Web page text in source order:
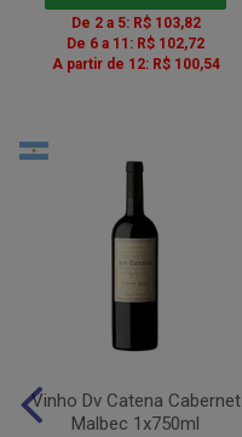
De 2 a 5: R$ 103,82
De 6 a 11: R$ 102,72
A partir de 12: R$ 100,54
Vinho Dv Catena Cabernet
Malbec 1x750ml